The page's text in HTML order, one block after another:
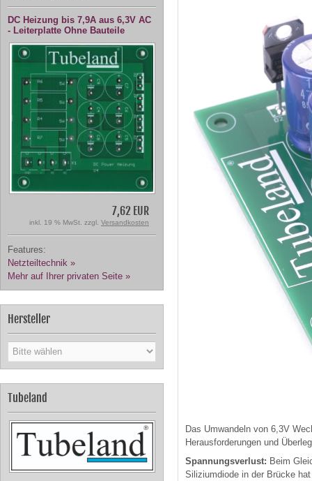
DC Heizung bis 7,9A aus 6,3V AC
- Leiterplatte Ohne Bauteile
7,62 EUR
inkl. 19 % MwSt. zzgl. Versandkosten
Features:
Netzteiltechnik »
Mehr auf Ihrer privaten Seite »
Hersteller
Tubeland
Das Umwandeln von 6,3V
Herausforderungen und
Spannungsverlust: Beim
Siliziumdiode in der Brücke